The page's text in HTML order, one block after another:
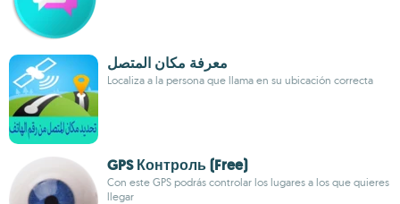
معرفة مكان المتصل
Localiza a la persona que llama en su ubicación correcta
GPS Контроль (Free)
Con este GPS podrás controlar los lugares a los que quieres
llegar